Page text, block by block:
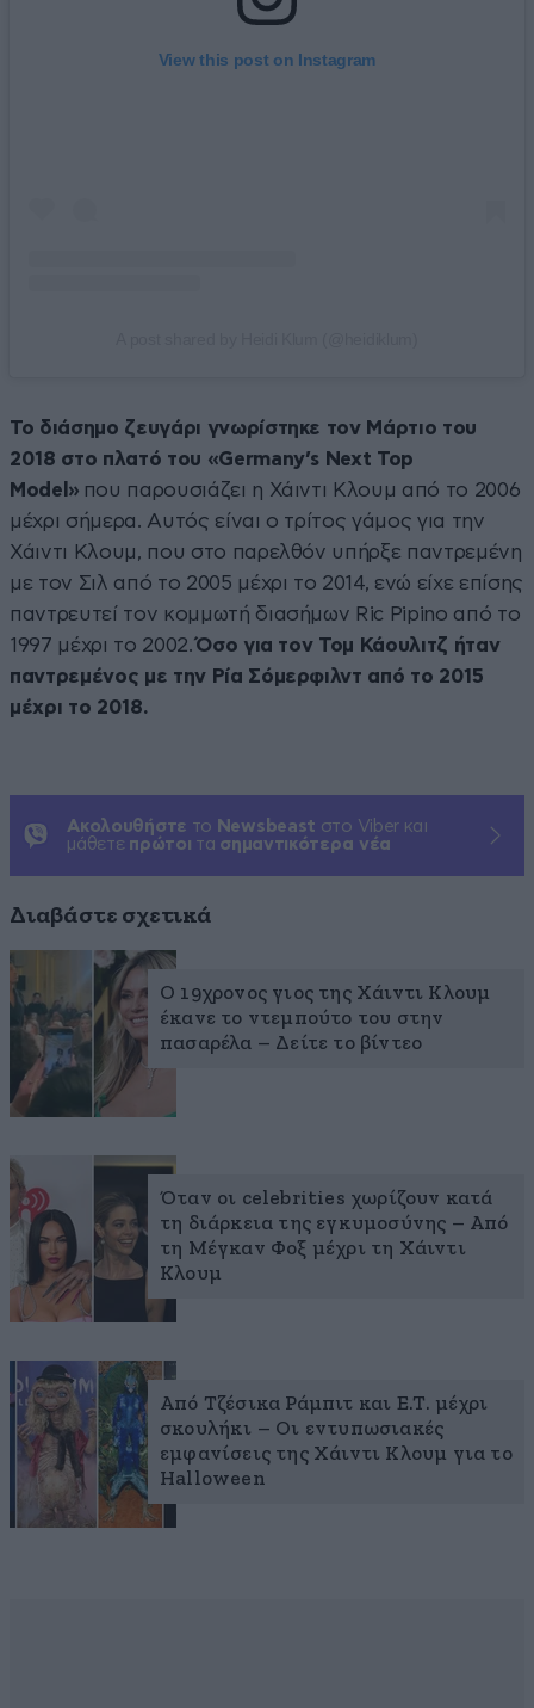
View this post on Instagram
Το διάσημο ζευγάρι γνωρίστηκε τον Μάρτιο του
2018 στο πλατό του «Germany’s Next Top
Model» που παρουσιάζει η Χάιντι Κλουμ από το 2006
μέχρι σήμερα. Αυτός είναι ο τρίτος γάμος για την
Χάιντι Κλουμ, που στο παρελθόν υπήρξε παντρεμένη
με τον Σιλ από το 2005 μέχρι το 2014, ενώ είχε επίσης
παντρευτεί τον κομμωτή διασήμων Ric Pipino από το
1997 μέχρι το 2002.Όσο για τον Τομ Κάουλιτζ ήταν
παντρεμένος με την Ρία Σόμερφιλντ από το 2015
μέχρι το 2018.
Ακολουθήστε το Newsbeast στο Viber και
μάθετε πρώτοι τα σημαντικότερα νέα
Διαβάστε σχετικά
Ο 19χρονος γιος της Χάιντι Κλουμ
έκανε το ντεμπούτο του στην
πασαρέλα – Δείτε το βίντεο
Όταν οι celebrities χωρίζουν κατά
τη διάρκεια της εγκυμοσύνης – Από
τη Μέγκαν Φοξ μέχρι τη Χάιντι
Κλουμ
Από Τζέσικα Ράμπιτ και Ε.Τ. μέχρι
σκουλήκι – Οι εντυπωσιακές
εμφανίσεις της Χάιντι Κλουμ για το
Halloween